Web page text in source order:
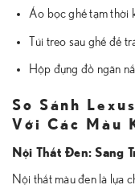
Áo bọc ghế tạm thời
Túi treo sau ghế để
Hộp đựng đồ ngăn
So Sánh
Với Các Màu
Nội Thất Đen: Sang
Nội thất màu đen là lựa